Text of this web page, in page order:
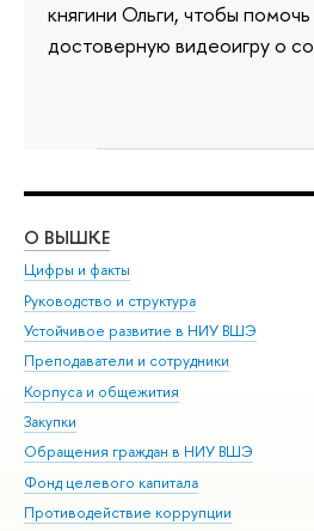
княгини Ольги, чтобы
достоверную видеоигру о
О ВЫШКЕ
Цифры и факты
Руководство и структура
Устойчивое развитие в НИУ ВШЭ
Преподаватели и сотрудники
Корпуса и общежития
Закупки
Обращения граждан в НИУ ВШЭ
Фонд целевого капитала
Противодействие коррупции